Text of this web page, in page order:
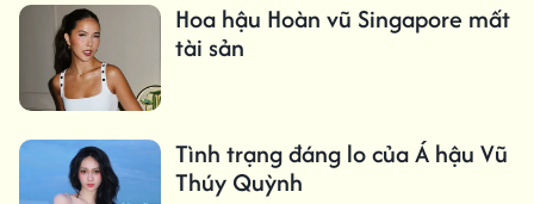
Hoa hậu Hoàn vũ Singapore mất
tài sản
Tình trạng đáng lo của Á hậu Vũ
Thúy Quỳnh